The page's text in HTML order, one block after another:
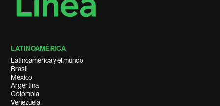
LATINOAMÉRICA
Latinoamérica y el mundo
Brasil
México
Argentina
Colombia
Venezuela